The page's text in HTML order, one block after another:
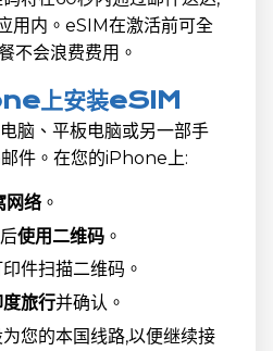
用内。eSIM在激活前可全
不会浪费费用。
上安装eSIM
脑、平板电脑或另一部手
件。在您的iPhone上:
网络 。
使用二维码 。
件扫描二维码。
度旅行并确认。
您的本国线路,以便继续接